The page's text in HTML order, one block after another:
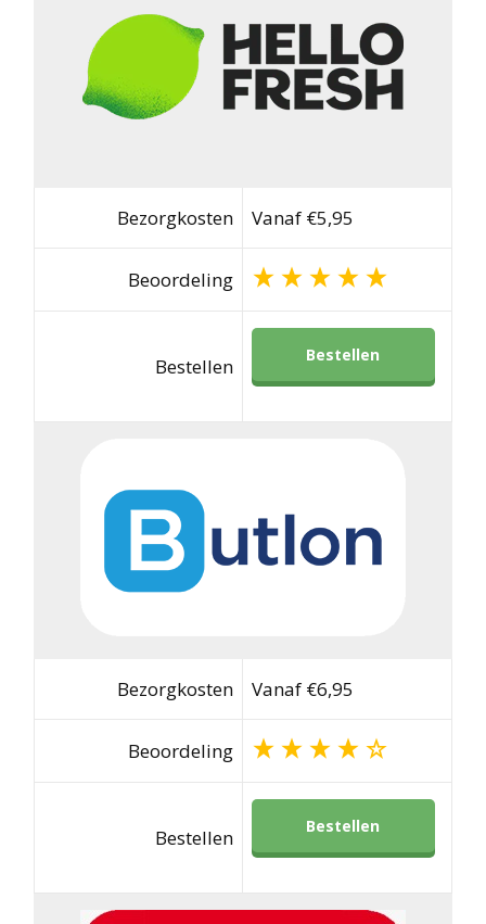
Bezorgkosten Vanaf €5,95
Beoordeling
Bestellen Bestellen
Bezorgkosten Vanaf €6,95
Beoordeling
Bestellen Bestellen